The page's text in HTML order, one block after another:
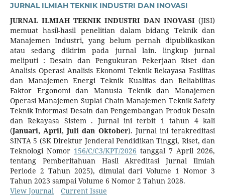
JURNAL ILMIAH TEKNIK INDUSTRI DAN INOVASI
JURNAL ILMIAH TEKNIK INDUSTRI DAN INOVASI (JISI)
memuat hasil-hasil penelitian dalam bidang Teknik dan
Manajemen Industri, yang belum pernah dipublikasikan
atau sedang dikirim pada jurnal lain. lingkup jurnal
meliputi : Desain dan Pengukuran Pekerjaan Riset dan
Analisis Operasi Analisis Ekonomi Teknik Rekayasa Fasilitas
dan Manajemen Energi Teknik Kualitas dan Reliabilitas
Faktor Ergonomi dan Manusia Teknik dan Manajemen
Operasi Manajemen Suplai Chain Manajemen Teknik Safety
Teknik Informasi Desain dan Pengembangan Produk Desain
dan Rekayasa Sistem . Jurnal ini terbit 1 tahun 4 kali
(Januari, April, Juli dan Oktober). Jurnal ini terakreditasi
SINTA 5 (SK Direktur Jenderal Pendidikan Tinggi, Riset, dan
Teknologi Nomor 156/C/C3/KPT/2026 tanggal 7 April 2026,
tentang Pemberitahuan Hasil Akreditasi Jurnal Ilmiah
Periode 2 Tahun 2025), dimulai dari Volume 1 Nomor 3
Tahun 2023 sampai Volume 6 Nomor 2 Tahun 2028.
View Journal
Current Issue